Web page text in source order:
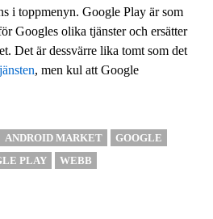
i toppmenyn. Google Play är som
Googles olika tjänster och ersätter
Det är dessvärre lika tomt som det
, men kul att Google
ANDROID MARKET
GOOGLE
PLAY
WEBB